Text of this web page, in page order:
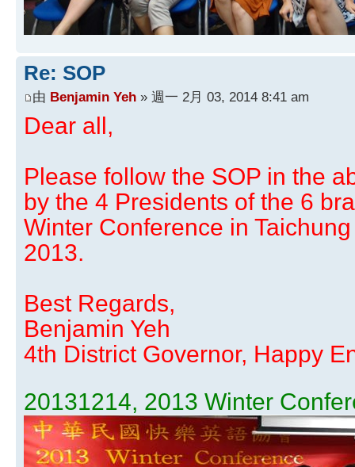
Re: SOP
由 Benjamin Yeh » 週一 2月 03, 2014 8:41 am
Dear all,
Please follow the SOP in the
by the 4 Presidents of the 6
Winter Conference in
2013.
Best Regards,
Benjamin Yeh
4th District Governor, Happy
20131214, 2013 Winter